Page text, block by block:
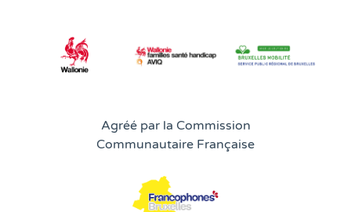
Agréé par la Commission
Communautaire Française